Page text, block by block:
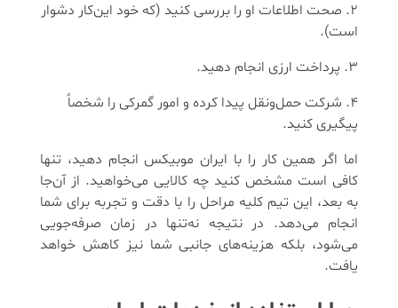
صحت اطلاعات او را بررسی کنید (که خود این‌کار دشوار
است).
پرداخت ارزی انجام دهید.
شرکت حمل‌ونقل پیدا کرده و امور گمرکی را شخصاً
پیگیری کنید.
اما اگر همین کار را با ایران موبیکس انجام دهید، تنها
کافی است مشخص کنید چه کالایی می‌خواهید. از آن‌جا
به بعد، این تیم کلیه مراحل را با دقت و تجربه برای شما
انجام می‌دهد. در نتیجه نه‌تنها در زمان صرفه‌جویی
می‌شود، بلکه هزینه‌های جانبی شما نیز کاهش خواهد
یافت.